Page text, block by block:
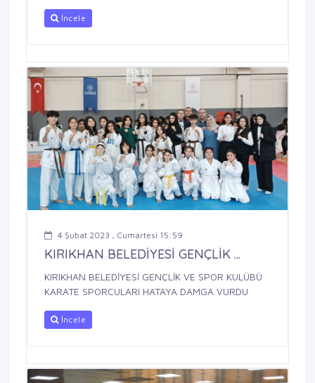
İncele
4 Şubat 2023 , Cumartesi 15:59
KIRIKHAN BELEDİYESİ GENÇLİK ...
KIRIKHAN BELEDİYESİ GENÇLİK VE SPOR KULÜBÜ
KARATE SPORCULARI HATAYA DAMGA VURDU
İncele